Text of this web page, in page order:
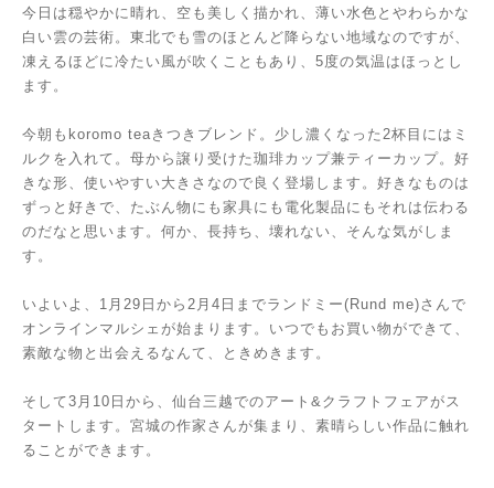
今日は穏やかに晴れ、空も美しく描かれ、薄い水色とやわらかな
白い雲の芸術。東北でも雪のほとんど降らない地域なのですが、
凍えるほどに冷たい風が吹くこともあり、5度の気温はほっとし
ます。
今朝もkoromo teaきつきブレンド。少し濃くなった2杯目にはミ
ルクを入れて。母から譲り受けた珈琲カップ兼ティーカップ。好
きな形、使いやすい大きさなので良く登場します。好きなものは
ずっと好きで、たぶん物にも家具にも電化製品にもそれは伝わる
のだなと思います。何か、長持ち、壊れない、そんな気がしま
す。
いよいよ、1月29日から2月4日までランドミー(Rund me)さんで
オンラインマルシェが始まります。いつでもお買い物ができて、
素敵な物と出会えるなんて、ときめきます。
そして3月10日から、仙台三越でのアート&クラフトフェアがス
タートします。宮城の作家さんが集まり、素晴らしい作品に触れ
ることができます。